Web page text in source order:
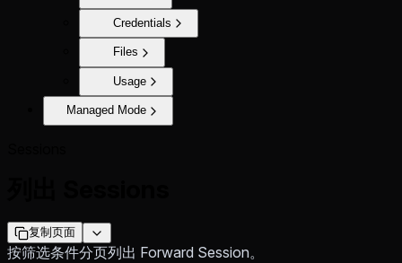
Credentials
Files
Usage
Managed Mode
复制页面
按筛选条件分页列出 Forward Session。